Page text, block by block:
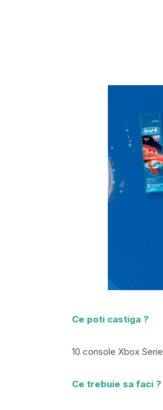
Ce poti castiga ?
10 console Xbox
Ce trebuie sa faci ?